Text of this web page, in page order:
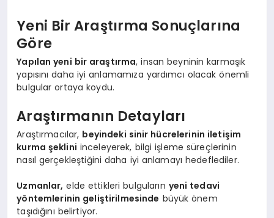
Yeni Bir Araştırma Sonuçlarına
Göre
Yapılan yeni bir araştırma, insan beyninin karmaşık
yapısını daha iyi anlamamıza yardımcı olacak önemli
bulgular ortaya koydu.
Araştırmanın Detayları
Araştırmacılar, beyindeki sinir hücrelerinin iletişim
kurma şeklini inceleyerek, bilgi işleme süreçlerinin
nasıl gerçekleştiğini daha iyi anlamayı hedeflediler.
Uzmanlar, elde ettikleri bulguların yeni tedavi
yöntemlerinin geliştirilmesinde büyük önem
taşıdığını belirtiyor.